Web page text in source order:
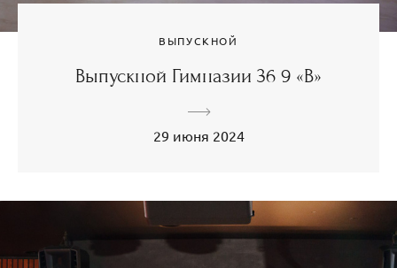
ВЫПУСКНОЙ
Выпускной Гимназии 36 9 «В»
29 июня 2024